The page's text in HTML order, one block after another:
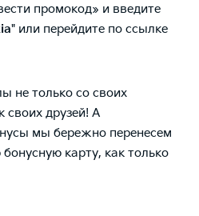
промокод» и введите
" или перейдите по ссылке
не только со своих
своих друзей! А
мы бережно перенесем
карту, как только